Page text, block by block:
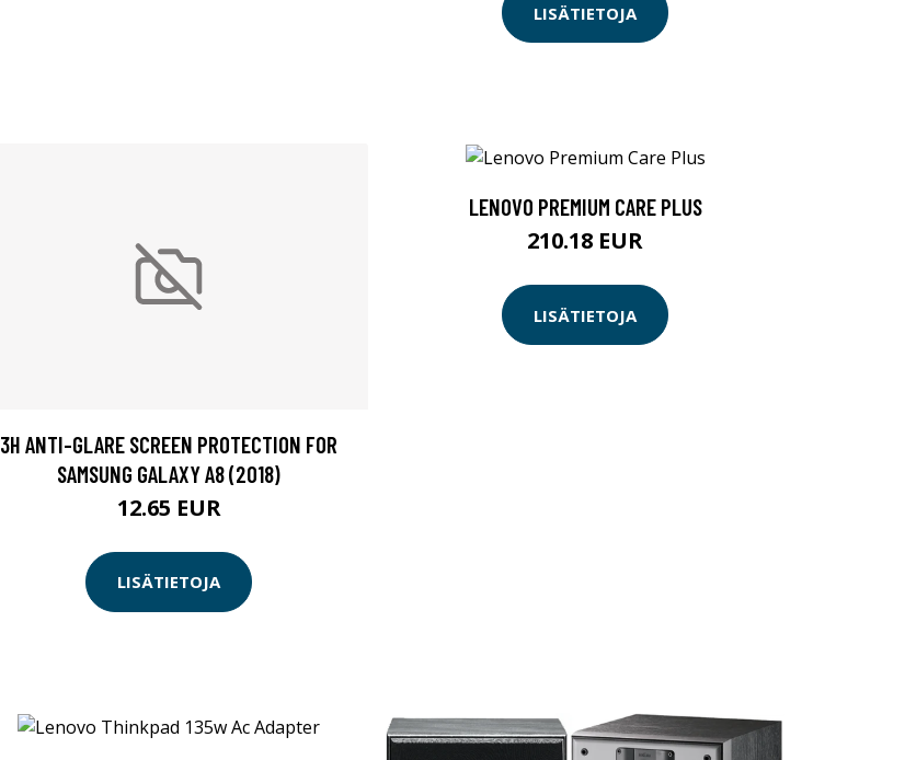
LISÄTIETOJA
3H ANTI-GLARE SCREEN PROTECTION FOR
SAMSUNG GALAXY A8 (2018)
12.65 EUR
LISÄTIETOJA
LENOVO PREMIUM CARE PLUS
210.18 EUR
LISÄTIETOJA